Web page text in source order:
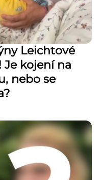
Leichtové
Je kojení na
nebo se